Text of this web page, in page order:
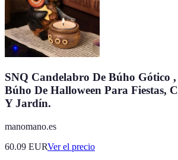
SNQ Candelabro De Búho Gótico
Búho De Halloween Para Fiestas,
Y Jardín.
manomano.es
60.09 EURVer el precio